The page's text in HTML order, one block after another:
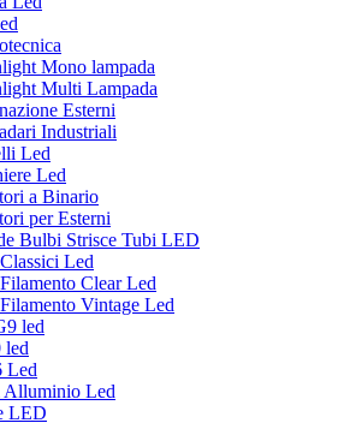
Mono lampada
Multi Lampada
Esterni
Industriali
Led
Led
a Binario
per Esterni
Bulbi Strisce Tubi LED
Led
Clear Led
Vintage Led
led
led
Led
Led
LED